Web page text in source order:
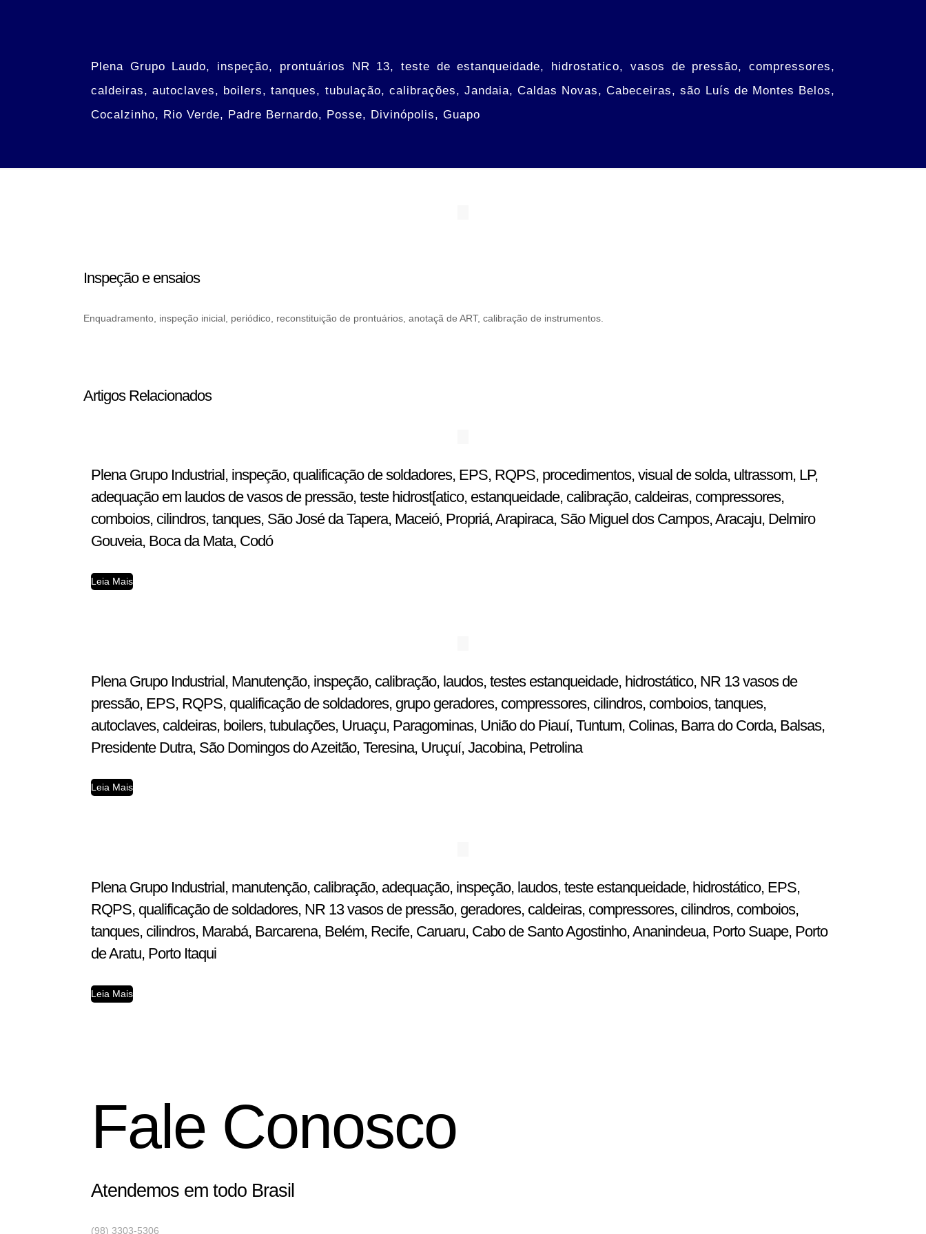
Plena Grupo Laudo, inspeção, prontuários NR 13, teste de estanqueidade, hidrostatico, vasos de pressão, compressores,
caldeiras, autoclaves, boilers, tanques, tubulação, calibrações, Jandaia, Caldas Novas, Cabeceiras, são Luís de Montes Belos,
Cocalzinho, Rio Verde, Padre Bernardo, Posse, Divinópolis, Guapo
Inspeção e ensaios
Enquadramento, inspeção inicial, periódico, reconstituição de prontuários, anotaçã de ART, calibração de instrumentos.
Artigos Relacionados
Plena Grupo Industrial, inspeção, qualificação de soldadores, EPS, RQPS, procedimentos, visual de solda, ultrassom, LP,
adequação em laudos de vasos de pressão, teste hidrost[atico, estanqueidade, calibração, caldeiras, compressores,
comboios, cilindros, tanques, São José da Tapera, Maceió, Propriá, Arapiraca, São Miguel dos Campos, Aracaju, Delmiro
Gouveia, Boca da Mata, Codó
Leia Mais
Plena Grupo Industrial, Manutenção, inspeção, calibração, laudos, testes estanqueidade, hidrostático, NR 13 vasos de
pressão, EPS, RQPS, qualificação de soldadores, grupo geradores, compressores, cilindros, comboios, tanques,
autoclaves, caldeiras, boilers, tubulações, Uruaçu, Paragominas, União do Piauí, Tuntum, Colinas, Barra do Corda, Balsas,
Presidente Dutra, São Domingos do Azeitão, Teresina, Uruçuí, Jacobina, Petrolina
Leia Mais
Plena Grupo Industrial, manutenção, calibração, adequação, inspeção, laudos, teste estanqueidade, hidrostático, EPS,
RQPS, qualificação de soldadores, NR 13 vasos de pressão, geradores, caldeiras, compressores, cilindros, comboios,
tanques, cilindros, Marabá, Barcarena, Belém, Recife, Caruaru, Cabo de Santo Agostinho, Ananindeua, Porto Suape, Porto
de Aratu, Porto Itaqui
Leia Mais
Fale Conosco
Atendemos em todo Brasil
(98) 3303-5306